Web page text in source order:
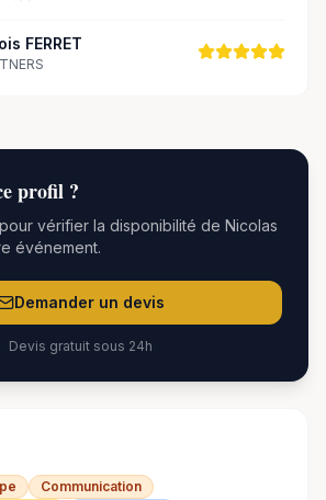
FERRET
profil ?
vérifier la disponibilité de Nicolas
événement.
Demander un devis
Devis gratuit sous 24h
Communication